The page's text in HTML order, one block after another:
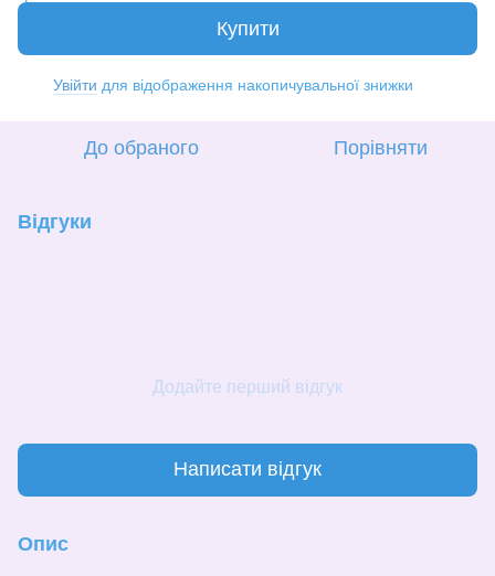
Купити
Увійти для відображення накопичувальної знижки
До обраного Порівняти
Відгуки
Додайте перший відгук
Написати відгук
Опис